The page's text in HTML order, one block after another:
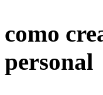
como
personal